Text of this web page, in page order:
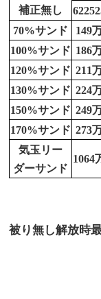
補正無し
70%サンド
149
100%サンド 186
120%サンド 211
130%サンド 224
150%サンド 249
170%サンド 273
気玉リー
ダーサンド
1064
被り無し解放時